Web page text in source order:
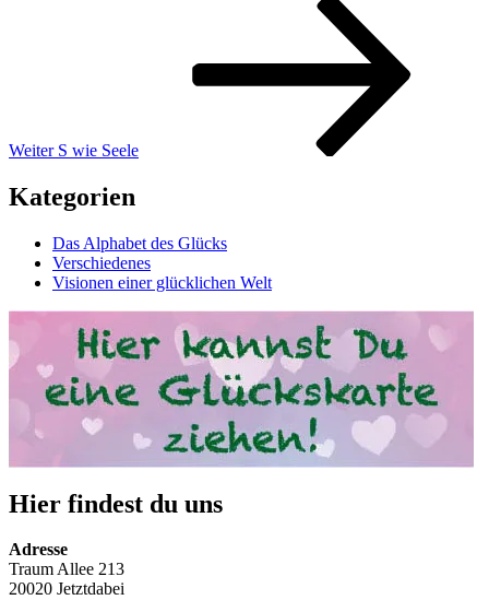
Weiter S wie Seele
Kategorien
Das Alphabet des Glücks
Verschiedenes
Visionen einer glücklichen Welt
Hier findest du uns
Adresse
Traum Allee 213
20020 Jetztdabei